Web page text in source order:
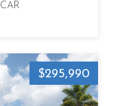
CAR
$295,990